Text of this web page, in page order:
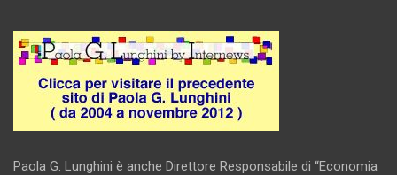
Paola G. Lunghini è anche Direttore Responsabile di “Economia